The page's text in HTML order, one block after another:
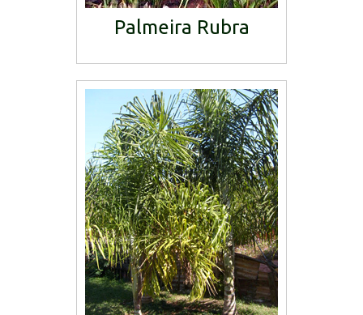
Palmeira Rubra